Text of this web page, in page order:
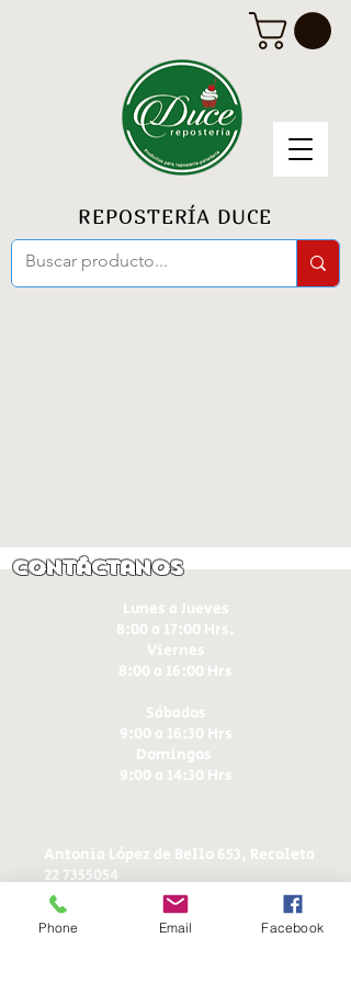
REPOSTERÍA DUCE
Contáctanos
Lunes a Jueves
8:00 a 17:00 Hrs.
Viernes
8:00 a 16:00 Hrs​
Sábados
9:00 a 16:30 Hrs
Domingos
9:00 a 14:30 Hrs
Antonia López de Bello 653, Recoleta
22 7355054
22 7375725
+56 9 75224598
ducereposteria@gmail.com
Phone Email Facebook